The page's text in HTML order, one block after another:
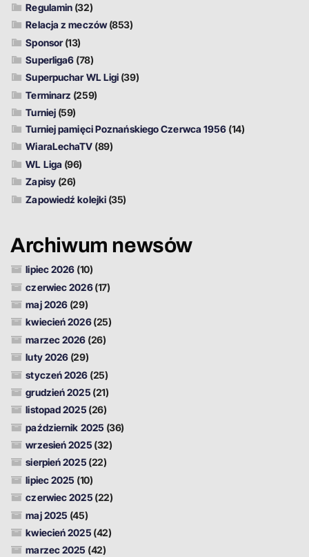
Regulamin (32)
Relacja z meczów(853)
Sponsor(13)
Superliga6 (78)
Superpuchar WL Ligi (39)
Terminarz (259)
Turniej (59)
Turniej pamięci Poznańskiego Czerwca 1956 (14)
WiaraLechaTV (89)
WL Liga (96)
Zapisy(26)
Zapowiedź kolejki (35)
Archiwum newsów
lipiec 2026 (10)
czerwiec 2026(17)
maj 2026 (29)
kwiecień 2026(25)
marzec 2026 (26)
luty 2026 (29)
styczeń 2026 (25)
grudzień 2025 (21)
listopad 2025 (26)
październik 2025 (36)
wrzesień 2025 (32)
sierpień 2025 (22)
lipiec 2025 (10)
czerwiec 2025 (22)
maj 2025 (45)
kwiecień 2025 (42)
marzec 2025 (42)